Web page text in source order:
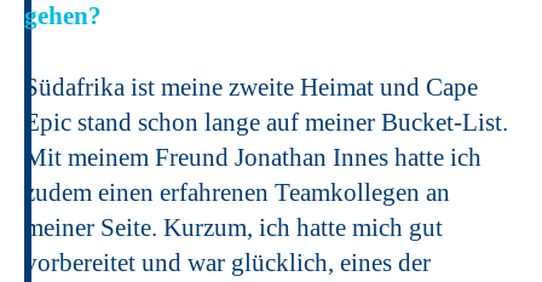
gehen?
Südafrika ist meine zweite Heimat und Cape
Epic stand schon lange auf meiner Bucket-List.
Mit meinem Freund Jonathan Innes hatte ich
zudem einen erfahrenen Teamkollegen an
meiner Seite. Kurzum, ich hatte mich gut
vorbereitet und war glücklich, eines der